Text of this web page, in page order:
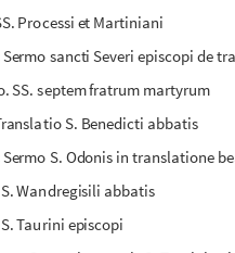
Processi et Martiniani
Sermo sancti Severi episcopi de
SS. septem fratrum martyrum
S. Benedicti abbatis
Sermo S. Odonis in translatione
S. Wandregisili abbatis
Taurini episcopi